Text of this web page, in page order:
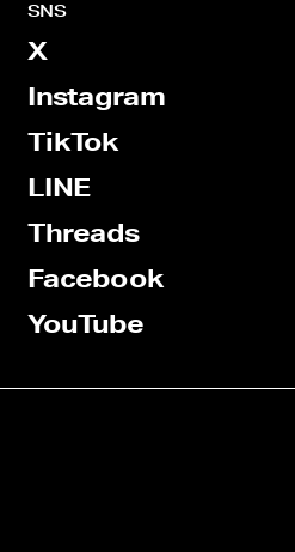
SNS
X
Instagram
TikTok
LINE
Threads
Facebook
YouTube